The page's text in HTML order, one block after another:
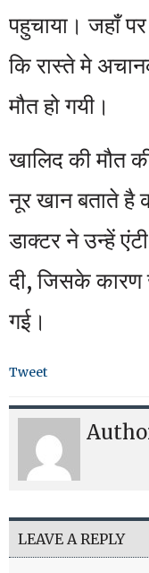
पहुचाया। जहाँ
कि रास्ते मे
मौत हो गयी।
खालिद की मौत
नूर खान बताते
डाक्टर ने उन्हें
दी, जिसके कारण
गई।
Tweet
LEAVE A REPLY